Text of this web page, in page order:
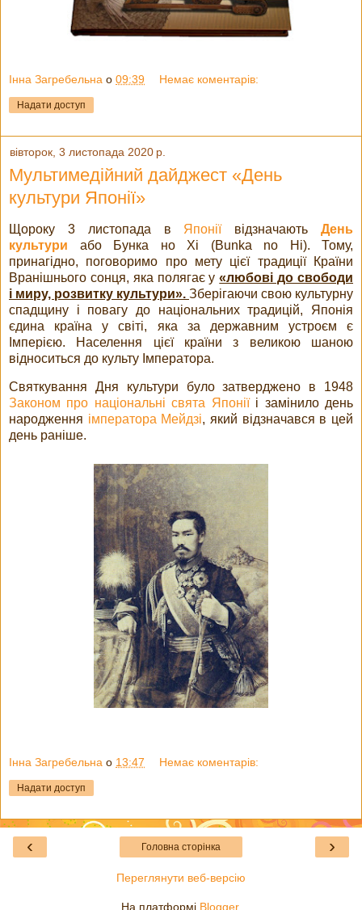
Інна Загребельна о 09:39 Немає коментарів:
Надати доступ
вівторок, 3 листопада 2020 р.
Мультимедійний дайджест «День
культури Японії»
Щороку 3 листопада в ЯпоніївідзначаютьДень
культури або Бунка но Хі (Bunka no Hi). Тому,
принагідно, поговоримо про мету цієї традиції Країни
Вранішнього сонця, яка полягає у«любові до свободи
і миру, розвитку культури». Зберігаючи свою культурну
спадщину і повагу до національних традицій, Японія
єдина країна у світі, яка за державним устроєм є
Імперією. Населення цієї країни з великою шаною
відноситься до культу Імператора.
Святкування Дня культури було затверджено в 1948
Законом про національні свята Японіїі замінило день
народження імператора Мейдзі, який відзначався в цей
день раніше.
Інна Загребельна о 13:47 Немає коментарів:
Надати доступ
‹ ›
Головна сторінка
Переглянути веб-версію
На платформі Blogger.